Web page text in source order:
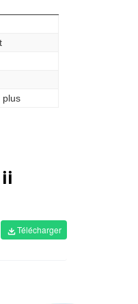
plus
Télécharger